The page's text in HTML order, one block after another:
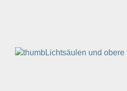
Lichtsäulen und